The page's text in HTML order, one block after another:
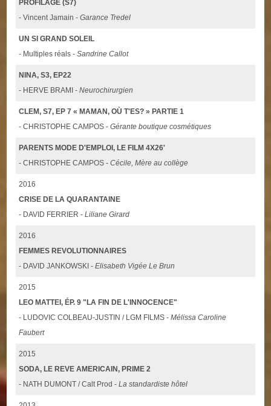
PROFILAGE (S7)
- Vincent Jamain -Garance Tredel
UN SI GRAND SOLEIL
- Multiples réals -Sandrine Callot
NINA, S3, EP22
- HERVE BRAMI -Neurochirurgien
CLEM, S7, EP 7 « MAMAN, OÙ T'ES? » PARTIE 1
- CHRISTOPHE CAMPOS -Gérante boutique cosmétiques
PARENTS MODE D'EMPLOI, LE FILM 4X26'
- CHRISTOPHE CAMPOS -Cécile, Mère au collège
2016
CRISE DE LA QUARANTAINE
- DAVID FERRIER -Liliane Girard
2016
FEMMES REVOLUTIONNAIRES
- DAVID JANKOWSKI -Elisabeth Vigée Le Brun
2015
LEO MATTEI, ÉP. 9 "LA FIN DE L'INNOCENCE"
- LUDOVIC COLBEAU-JUSTIN / LGM FILMS -Mélissa Caroline
Faubert
2015
SODA, LE REVE AMERICAIN, PRIME 2
- NATH DUMONT / Calt Prod -La standardiste hôtel